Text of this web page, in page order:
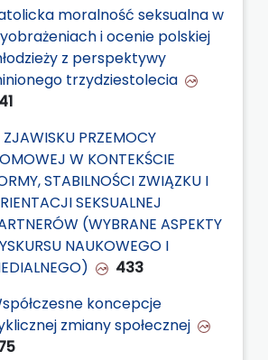
moralność seksualna w
i ocenie polskiej
z perspektywy
trzydziestolecia
PRZEMOCY
W KONTEKŚCIE
STABILNOŚCI ZWIĄZKU I
SEKSUALNEJ
(WYBRANE ASPEKTY
NAUKOWEGO I
433
koncepcje
zmiany społecznej